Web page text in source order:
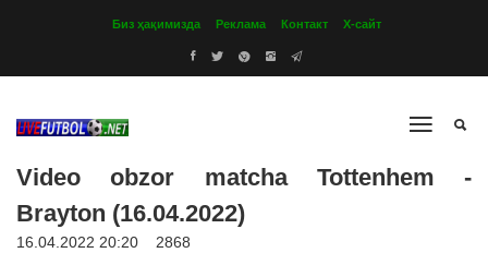
Биз ҳақимизда Реклама Контакт Х-сайт
Video obzor matcha Tottenhem -
Brayton (16.04.2022)
16.04.2022 20:20 2868